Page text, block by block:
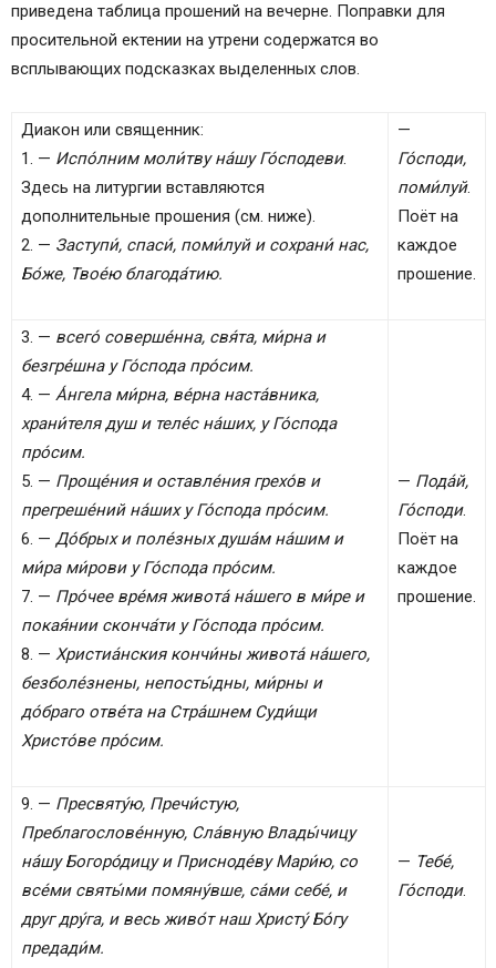
приведена таблица прошений на вечерне. Поправки для
просительной ектении на утрени содержатся во
всплывающих подсказках выделенных слов.
Диакон или священник:
1. — Испо́лним моли́тву на́шу Го́сподеви.
Здесь на литургии вставляются
дополнительные прошения (см. ниже).
2. — Заступи́, спаси́, поми́луй и сохрани́ нас,
Бо́же, Твое́ю благода́тию.
—
Го́споди,
поми́луй.
Поёт на
каждое
прошение.
3. — всего́ соверше́нна, свя́та, ми́рна и
безгре́шна у Го́спода про́сим.
4. — А́нгела ми́рна, ве́рна наста́вника,
храни́теля душ и теле́с на́ших, у Го́спода
про́сим.
5. — Проще́ния и оставле́ния грехо́в и
прегреше́ний на́ших у Го́спода про́сим.
6. — До́брых и поле́зных душа́м на́шим и
ми́ра ми́рови у Го́спода про́сим.
7. — Про́чее вре́мя живота́ на́шего в ми́ре и
покая́нии сконча́ти у Го́спода про́сим.
8. — Христиа́нския кончи́ны живота́ на́шего,
безболе́знены, непосты́дны, ми́рны и
до́браго отве́та на Стра́шнем Суди́щи
Христо́ве про́сим.
— Пода́й,
Го́споди.
Поёт на
каждое
прошение.
9. — Пресвяту́ю, Пречи́стую,
Преблагослове́нную, Сла́вную Влады́чицу
на́шу Богоро́дицу и Присноде́ву Мари́ю, со
все́ми святы́ми помяну́вше, са́ми себе́, и
друг дру́га, и весь живо́т наш Христу́ Бо́гу
предади́м.
— Тебе́,
Го́споди.